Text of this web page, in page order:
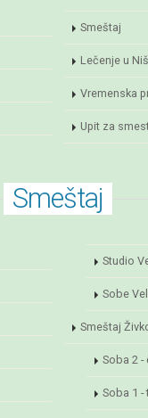
Smeštaj
Lečenje u
Vremenska
Upit za
Smeštaj
Studio
Sobe
Smeštaj
Soba 2 -
Soba 1